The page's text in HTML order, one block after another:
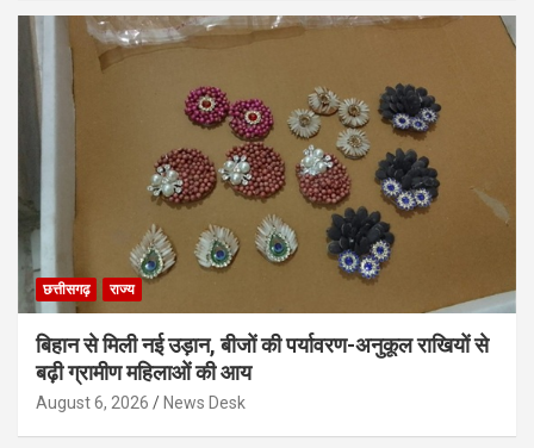
छत्तीसगढ़ राज्य
बिहान से मिली नई उड़ान, बीजों की पर्यावरण-अनुकूल राखियों से
बढ़ी ग्रामीण महिलाओं की आय
August 6, 2026 News Desk